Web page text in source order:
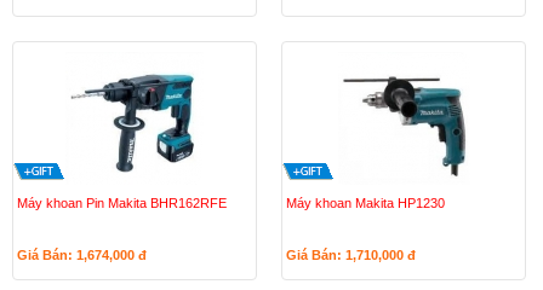
Máy khoan Pin Makita BHR162RFE
Giá Bán: 1,674,000 đ
Máy khoan Makita HP1230
Giá Bán: 1,710,000 đ